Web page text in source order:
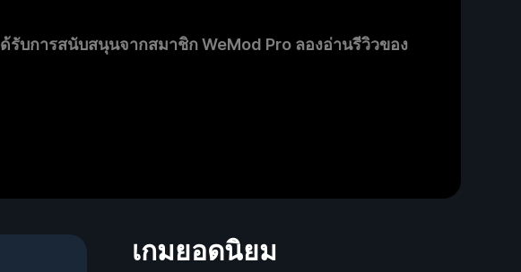
รับการสนับสนุนจากสมาชิก WeMod Pro ลองอ่านรีวิวของ
เกมยอดนิยม